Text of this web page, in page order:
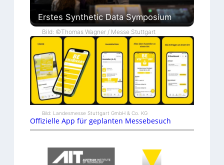
Erstes Synthetic Data Symposium
Bild: ©Thomas Wagner / Messe Stuttgart
Bild: Landesmesse Stuttgart GmbH & Co. KG
Offizielle App für geplanten Messebesuch